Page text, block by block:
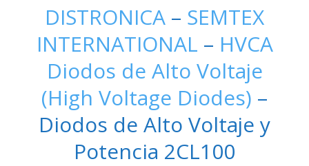
DISTRONICA – SEMTEX
INTERNATIONAL – HVCA
Diodos de Alto Voltaje
(High Voltage Diodes) –
Diodos de Alto Voltaje y
Potencia 2CL100